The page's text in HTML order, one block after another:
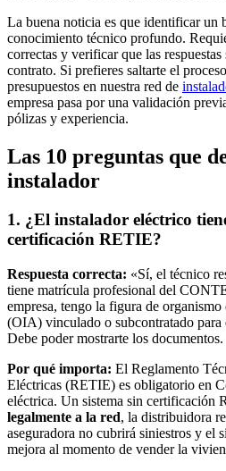
La buena noticia es que identificar un
conocimiento técnico profundo.
correctas y verificar que las
contrato. Si prefieres saltarte el
presupuestos en nuestra red de
empresa pasa por una validación
pólizas y experiencia.
Las 10 preguntas que
instalador
1. ¿El instalador eléctrico
certificación RETIE?
Respuesta correcta: «Sí, el técnico
tiene matrícula profesional del
empresa, tengo la figura de
(OIA) vinculado o subcontratado
Debe poder mostrarte los documentos.
Por qué importa: El Reglamento
Eléctricas (RETIE) es obligatorio en
eléctrica. Un sistema sin certificación
legalmente a la red, la distribuidora
aseguradora no cubrirá siniestros y el
mejora al momento de vender la